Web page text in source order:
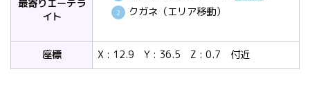
最寄りエーテラ
イト
クガネ（エリア移動）
座標 X : 12.9 Y : 36.5 Z : 0.7 付近